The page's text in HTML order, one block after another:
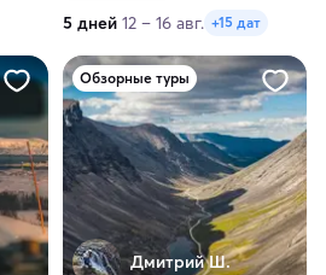
5 дней 12 – 16 авг. +15 дат
Обзорные туры
Дмитрий Ш.